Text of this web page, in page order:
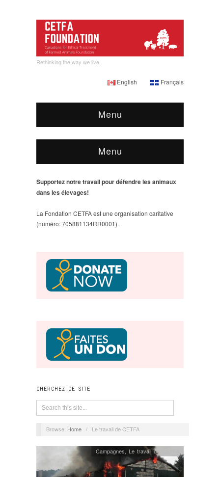
Rethinking the way we live.
English Français
Menu
Menu
Supportez notre travail pour défendre les animaux
dans les élevages!
La Fondation CETFA est une organisation caritative
(numéro: 705881134RR0001).
CHERCHEZ CE SITE
Browse: Home / Le travail de CETFA
Campagnes Le travail de CETFA